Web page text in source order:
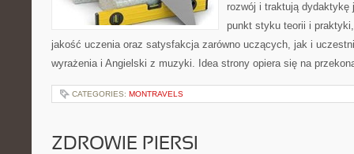
rozwój i traktują dydaktykę
punkt styku teorii i
jakość uczenia oraz satysfakcja zarówno uczących, jak i
wyrażenia i Angielski z muzyki. Idea strony opiera się na
CATEGORIES: MONTRAVELS
ZDROWIE PIERSI